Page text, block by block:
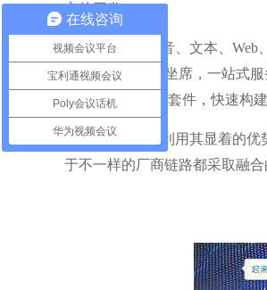
心的开发。
全媒体（语音、文本、
作），构建全员坐席，一站式
CRM和行业业务套件，快速构
云视频
系统利用其显着的
于不一样的厂商链路都采取融
在线咨询
视频会议平台
宝利通视频会议
Poly会议话机
华为视频会议